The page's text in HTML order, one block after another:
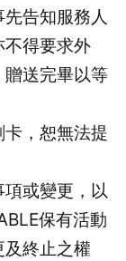
告知服務人
不得要求外
送完畢以等
，恕無法提
或變更，以
保有活動
終止之權